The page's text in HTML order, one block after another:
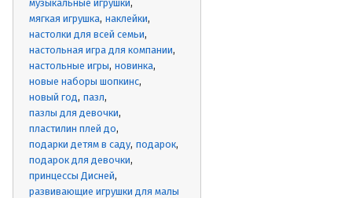
музыкальные игрушки
мягкая игрушка наклейки
настолки для всей семьи
настольная игра для компании
настольные игры новинка
новые наборы шопкинс
новый год пазл
пазлы для девочки
пластилин плей до
подарки детям в саду подарок
подарок для девочки
принцессы Дисней
развивающие игрушки для малы